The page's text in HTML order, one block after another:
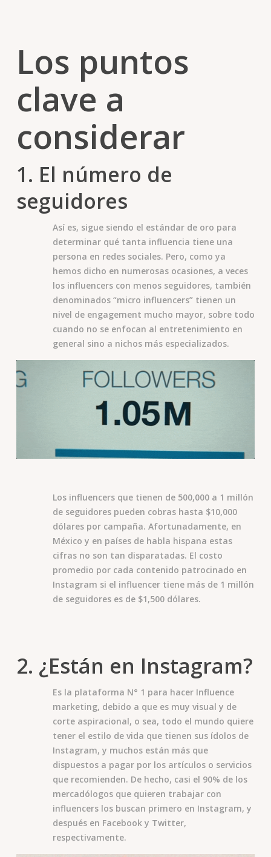
Los puntos
clave a
considerar
1. El número de
seguidores
Así es, sigue siendo el estándar de oro para
determinar qué tanta influencia tiene una
persona en redes sociales. Pero, como ya
hemos dicho en numerosas ocasiones, a veces
los influencers con menos seguidores, también
denominados “micro influencers” tienen un
nivel de engagement mucho mayor, sobre todo
cuando no se enfocan al entretenimiento en
general sino a nichos más especializados.
Los influencers que tienen de 500,000 a 1 millón
de seguidores pueden cobras hasta $10,000
dólares por campaña. Afortunadamente, en
México y en países de habla hispana estas
cifras no son tan disparatadas. El costo
promedio por cada contenido patrocinado en
Instagram si el influencer tiene más de 1 millón
de seguidores es de $1,500 dólares.
2. ¿Están en Instagram?
Es la plataforma N° 1 para hacer Influence
marketing, debido a que es muy visual y de
corte aspiracional, o sea, todo el mundo quiere
tener el estilo de vida que tienen sus ídolos de
Instagram, y muchos están más que
dispuestos a pagar por los artículos o servicios
que recomienden. De hecho, casi el 90% de los
mercadólogos que quieren trabajar con
influencers los buscan primero en Instagram, y
después en Facebook y Twitter,
respectivamente.